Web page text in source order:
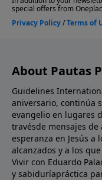
About Pautas
Guidelines
aniversario, continúa
evangelio en lugares
travésde mensajes
esperanza en Jesús a
alcanzados y a los
Vivir con Eduardo
y sabiduríapráctica